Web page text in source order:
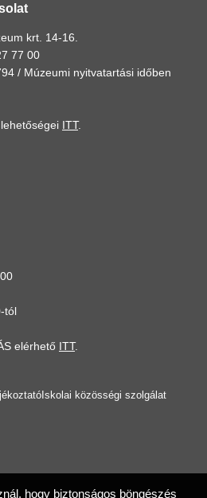
krt. 14-16.
77 00
/ Múzeumi nyitvatartási időben
ITT.
tól
elérhető ITT.
Iskolai közösségi szolgálat
hogy biztonságos böngészés